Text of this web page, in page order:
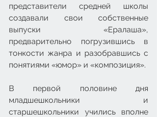
представители средней школы
создавали свои собственные
выпуски «Ералаша»,
предварительно погрузившись в
тонкости жанра и разобравшись с
понятиями «юмор» и «композиция».
В первой половине дня
младшешкольники и
старшешкольники учились вполне